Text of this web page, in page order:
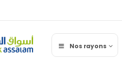
Nos rayons